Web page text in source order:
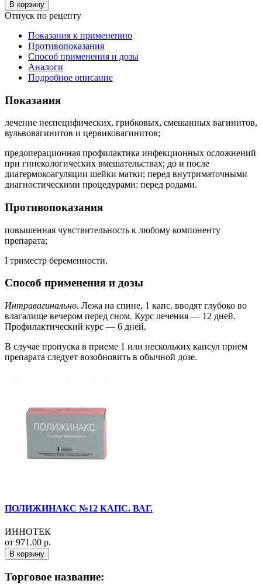
В корзину
Отпуск по рецепту
Показания к применению
Противопоказания
Способ применения и дозы
Аналоги
Подробное описание
Показания
лечение неспецифических, грибковых, смешанных вагинитов,
вульвовагинитов и цервиковагинитов;
предоперационная профилактика инфекционных осложнений
при гинекологических вмешательствах; до и после
диатермокоагуляции шейки матки; перед внутриматочными
диагностическими процедурами; перед родами.
Противопоказания
повышенная чувствительность к любому компоненту
препарата;
I триместр беременности.
Способ применения и дозы
Интравагинально. Лежа на спине, 1 капс. вводят глубоко во
влагалище вечером перед сном. Курс лечения — 12 дней.
Профилактический курс — 6 дней.
В случае пропуска в приеме 1 или нескольких капсул прием
препарата следует возобновить в обычной дозе.
ПОЛИЖИНАКС №12 КАПС. ВАГ.
ИННОТЕК
от 971.00 р.
В корзину
Торговое название: